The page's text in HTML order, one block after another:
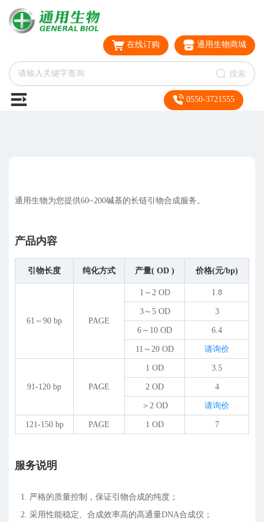
在线订购 通用生物商城
搜索
0550-3721555
通用生物为您提供60~200碱基的长链引物合成服务。
产品内容
引物长度 纯化方式 产量( OD ) 价格(元/bp)
61～90 bp PAGE
1～2 OD 1.8
3～5 OD 3
6～10 OD 6.4
11～20 OD 请询价
91-120 bp PAGE
1 OD 3.5
2 OD 4
＞2 OD 请询价
121-150 bp PAGE 1 OD 7
服务说明
1. 严格的质量控制，保证引物合成的纯度；
2. 采用性能稳定、合成效率高的高通量DNA合成仪；